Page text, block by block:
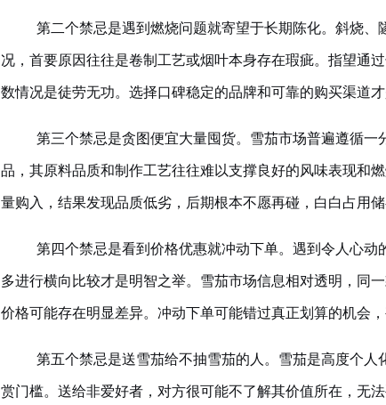
第二个禁忌是遇到燃烧问题就寄望于长期陈化。斜烧、
况，首要原因往往是卷制工艺或烟叶本身存在瑕疵。指望通
数情况是徒劳无功。选择口碑稳定的品牌和可靠的购买渠道才
第三个禁忌是贪图便宜大量囤货。雪茄市场普遍遵循一
品，其原料品质和制作工艺往往难以支撑良好的风味表现和
量购入，结果发现品质低劣，后期根本不愿再碰，白白占用储
第四个禁忌是看到价格优惠就冲动下单。遇到令人心动
多进行横向比较才是明智之举。雪茄市场信息相对透明，同
价格可能存在明显差异。冲动下单可能错过真正划算的机会，
第五个禁忌是送雪茄给不抽雪茄的人。雪茄是高度个人
赏门槛。送给非爱好者，对方很可能不了解其价值所在，无